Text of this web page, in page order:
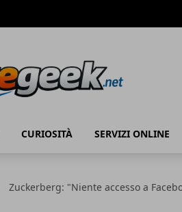
CURIOSITÀ SERVIZI ONLINE
Zuckerberg: "Niente accesso a